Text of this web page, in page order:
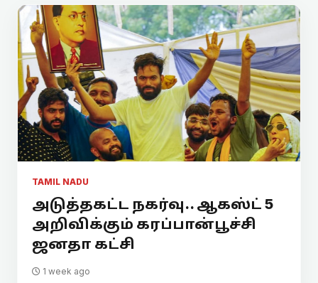
TAMIL NADU
அடுத்தகட்ட நகர்வு.. ஆகஸ்ட் 5
அறிவிக்கும் கரப்பான்பூச்சி
ஜனதா கட்சி
1 week ago